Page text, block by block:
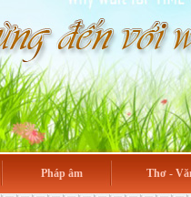
Pháp âm Thơ -